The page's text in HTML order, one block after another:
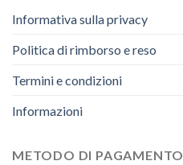
Informativa sulla privacy
Politica di rimborso e reso
Termini e condizioni
Informazioni
METODO DI PAGAMENTO